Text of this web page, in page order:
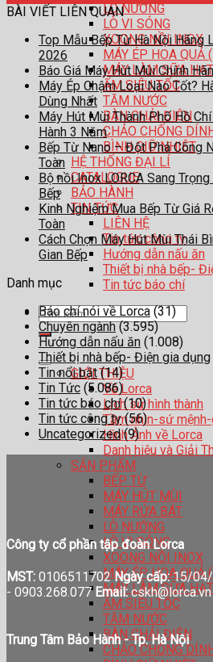
LÒ NƯỚNG
LÒ VI SÓNG
XOONG NỒI INOX
MÁY ÉP HOA QUẢ
MÁY LÀM SỮA HẠT
ẤM SIÊU TỐC
TĂM NƯỚC
BÀN CHẢI ĐIỆN
CHẢO CHỐNG
BÌNH GIỮ NHIỆT
HỆ THỐNG ĐẠI LÍ
CATALOGUE
BẢO HÀNH
TIN TỨC
LIÊN HỆ
Tin tức công ty
Hướng dẫn nấu ăn
Thiết bị nhà bếp-
Tin tức báo chí
Tìm
kiếm:
GIỚI THIỆU
Về Lorca
Lịch sử hình thành
Tầm nhìn-sứ
Hình Ảnh về Lorca
Danh hiệu và Giải
SẢN PHẨM
BẾP TỪ
MÁY HÚT MÙI
MÁY RỬA BÁT
LÒ NƯỚNG
LÒ VI SÓNG
XOONG NỒI INOX
MÁY ÉP HOA QUẢ
MÁY LÀM SỮA HẠT
ẤM SIÊU TỐC
TĂM NƯỚC
BÀN CHẢI ĐIỆN
CHẢO CHỐNG
BÀI VIẾT LIÊN QUAN
Top Mẫu Bếp Từ Hà Nội Hãng
2026
Báo Giá Máy Hút Mùi Chính
Máy Ép Chậm Loại Nào Tốt?
Dùng Nhất
Máy Hút Mùi Thành Phố Hồ
Hành 3 Năm
Bếp Từ Nano – Đột Phá Công
Toàn
Bộ nồi Inox LORCA Sang
Bếp
Kinh Nghiệm Mua Bếp Từ Giá
Toàn
Cách Chọn Máy Hút Mùi Thái
Gian Bếp
Danh mục
Báo chí nói về Lorca (31)
Chuyên ngành(3.595)
Hướng dẫn nấu ăn (1.008)
Thiết bị nhà bếp- Điện gia dụng
Tin nổi bật(14)
Tin Tức (5.086)
Tin tức báo chí(10)
Tin tức công ty(56)
Uncategorized(9)
Công ty cổ phần tập đoàn Lorca
MST: 0106511702Ngày cấp:15/
- 0903.268.077 Email:cskh@lorca.vn
Trung Tâm Bảo Hành - Tp. Hà Nội